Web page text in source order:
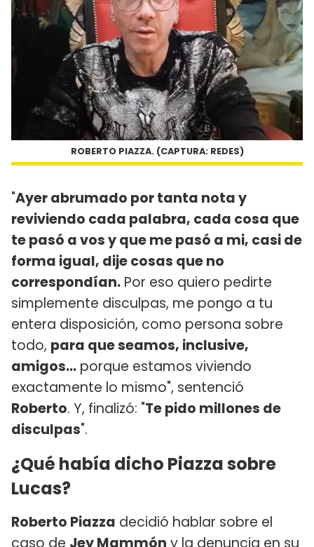
ROBERTO PIAZZA. (CAPTURA: REDES)
"Ayer abrumado por tanta nota y
reviviendo cada palabra, cada cosa que
te pasó a vos y que me pasó a mi, casi de
forma igual, dije cosas que no
correspondían. Por eso quiero pedirte
simplemente disculpas, me pongo a tu
entera disposición, como persona sobre
todo, para que seamos, inclusive,
amigos... porque estamos viviendo
exactamente lo mismo", sentenció
Roberto. Y, finalizó: "Te pido millones de
disculpas".
¿Qué había dicho Piazza sobre
Lucas?
Roberto Piazza decidió hablar sobre el
caso de Jey Mammón y la denuncia en su